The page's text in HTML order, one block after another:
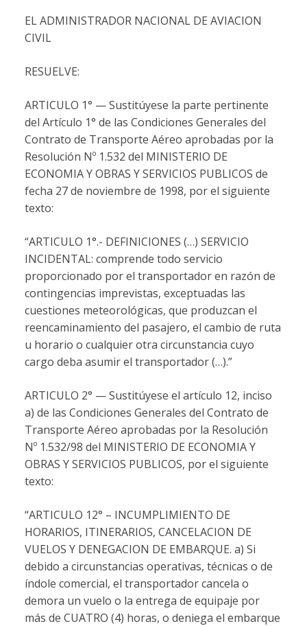
EL ADMINISTRADOR NACIONAL DE AVIACION
CIVIL
RESUELVE:
ARTICULO 1° — Sustitúyese la parte pertinente
del Artículo 1° de las Condiciones Generales del
Contrato de Transporte Aéreo aprobadas por la
Resolución Nº 1.532 del MINISTERIO DE
ECONOMIA Y OBRAS Y SERVICIOS PUBLICOS de
fecha 27 de noviembre de 1998, por el siguiente
texto:
“ARTICULO 1°.- DEFINICIONES (…) SERVICIO
INCIDENTAL: comprende todo servicio
proporcionado por el transportador en razón de
contingencias imprevistas, exceptuadas las
cuestiones meteorológicas, que produzcan el
reencaminamiento del pasajero, el cambio de ruta
u horario o cualquier otra circunstancia cuyo
cargo deba asumir el transportador (…).”
ARTICULO 2° — Sustitúyese el artículo 12, inciso
a) de las Condiciones Generales del Contrato de
Transporte Aéreo aprobadas por la Resolución
Nº 1.532/98 del MINISTERIO DE ECONOMIA Y
OBRAS Y SERVICIOS PUBLICOS, por el siguiente
texto:
“ARTICULO 12° – INCUMPLIMIENTO DE
HORARIOS, ITINERARIOS, CANCELACION DE
VUELOS Y DENEGACION DE EMBARQUE. a) Si
debido a circunstancias operativas, técnicas o de
índole comercial, el transportador cancela o
demora un vuelo o la entrega de equipaje por
más de CUATRO (4) horas, o deniega el embarque